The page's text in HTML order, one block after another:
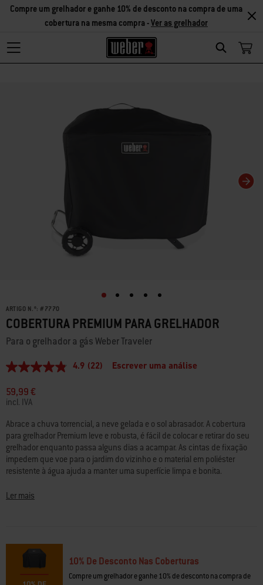
Search
Compre um grelhador e ganhe 10% de desconto na compra de uma
cobertura na mesma compra -Ver as grelhador
ARTIGO N.º: # 7770
COBERTURA PREMIUM PARA GRELHADOR
Para o grelhador a gás Weber Traveler
4.9
5
estrelas,
valor
médio
de
classificação.
Read
22
Reviews.
Link
a
mesma
4.9 (22) Escrever uma análise
59,99 €
incl. IVA
Abrace a chuva torrencial, a neve gelada e o sol abrasador. A cobertura
para grelhador Premium leve e robusta, é fácil de colocar e retirar do seu
grelhador enquanto passa alguns dias a acampar. As cintas de fixação
impedem que voe para o jardim do vizinho e o material em poliéster
resistente à água ajuda a manter uma superfície limpa e bonita.
• O tecido resistente às intempéries protege o seu grelhador da chuva e
• Compatível com o grelhador Weber Traveler
• Cintas de fixação mantêm a cobertura no lugar
Ler mais
10% De Desconto Nas Coberturas
Compre um grelhador e ganhe 10% de desconto na compra de